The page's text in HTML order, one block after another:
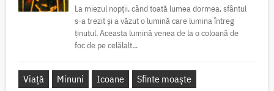
La miezul nopții, când toată lumea dormea, sfântul
s-a trezit și a văzut o lumină care lumina întreg
ținutul. Aceasta lumină venea de la o coloană de
foc de pe celălalt...
Viață Minuni Icoane
Sfinte moaște